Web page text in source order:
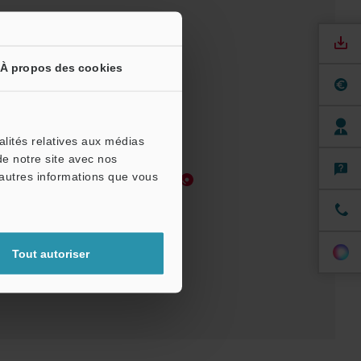
À propos des cookies
relatives aux médias
notre site avec nos
informations que vous
Tout autoriser
Manuels Logiciel